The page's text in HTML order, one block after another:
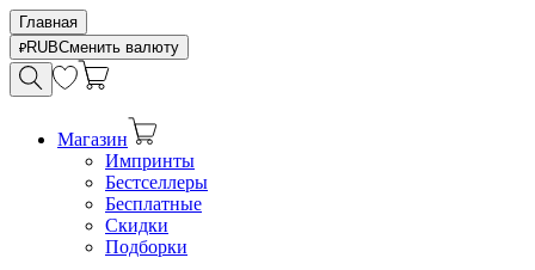
Главная
RUBСменить валюту
Магазин
Импринты
Бестселлеры
Бесплатные
Скидки
Подборки